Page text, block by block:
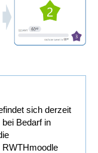
sich derzeit
Bedarf in